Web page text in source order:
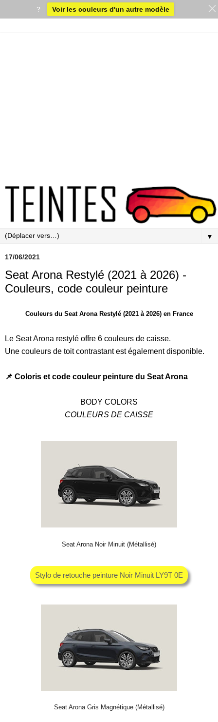
▼
17/06/2021
Seat Arona Restylé (2021 à 2026) -
Couleurs, code couleur peinture
Couleurs du Seat Arona Restylé (2021 à 2026) en France
Le Seat Arona restylé offre 6 couleurs de caisse.
Une couleurs de toit contrastant est également disponible.
📌 Coloris et code couleur peinture du Seat Arona
BODY COLORS
COULEURS DE CAISSE
Seat Arona Noir Minuit (Métallisé)
Stylo de retouche peinture Noir Minuit LY9T 0E
Seat Arona Gris Magnétique (Métallisé)
? Voir les couleurs d'un autre modèle